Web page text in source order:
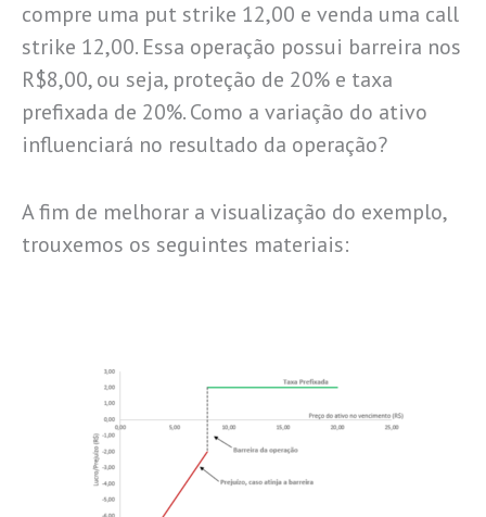
compre uma put strike 12,00 e venda uma call
strike 12,00. Essa operação possui barreira nos
R$8,00, ou seja, proteção de 20% e taxa
prefixada de 20%. Como a variação do ativo
influenciará no resultado da operação?
A fim de melhorar a visualização do exemplo,
trouxemos os seguintes materiais: